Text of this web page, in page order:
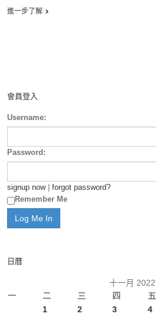
進一步了解
會員登入
Username:
Password:
signup now| forgot password?
Remember Me
日曆
十一月 2022
一
二 三 四 五
1 2 3 4